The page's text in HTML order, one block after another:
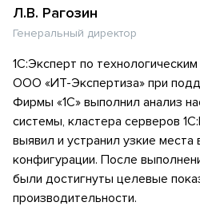
Л.В. Рагозин
Генеральный директор
1С:Эксперт по
ООО «ИТ-Экспертиза» при
Фирмы «1С» выполнил анализ
системы, кластера серверов
выявил и устранил узкие места
конфигурации. После
были достигнуты целевые
производительности.